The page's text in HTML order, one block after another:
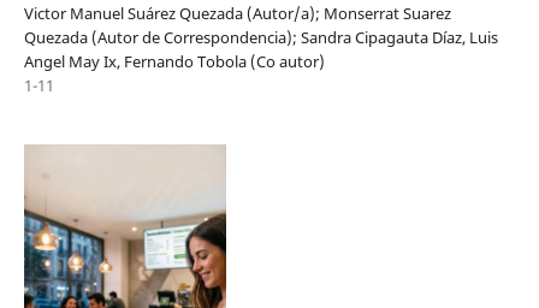
Victor Manuel Suárez Quezada (Autor/a); Monserrat Suarez
Quezada (Autor de Correspondencia); Sandra Cipagauta Díaz, Luis
Angel May Ix, Fernando Tobola (Co autor)
1-11